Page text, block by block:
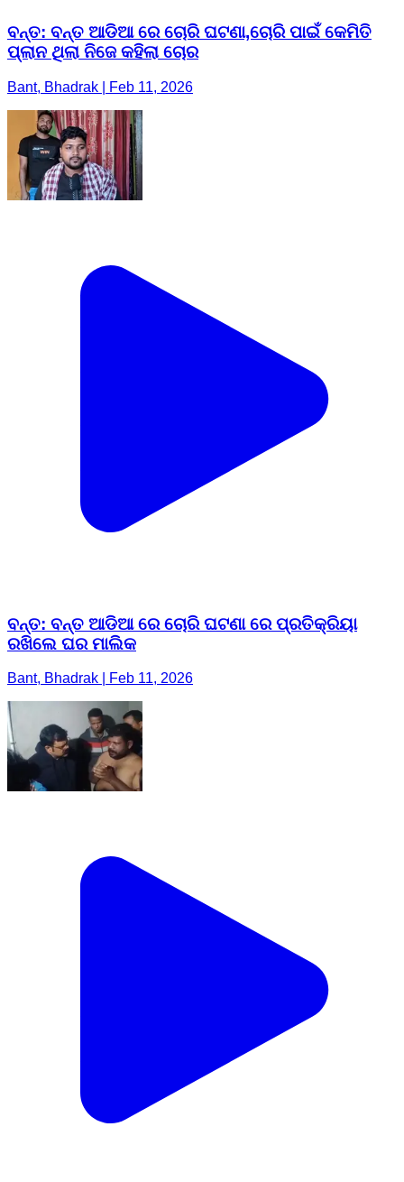
ବନ୍ତ: ବନ୍ତ ଆଡିଆ ରେ ଚୋରି ଘଟଣା,ଚୋରି ପାଇଁ କେମିତି
ପ୍ଲାନ ଥିଲା ନିଜେ କହିଲା ଚୋର
Bant, Bhadrak | Feb 11, 2026
ବନ୍ତ: ବନ୍ତ ଆଡିଆ ରେ ଚୋରି ଘଟଣା ରେ ପ୍ରତିକ୍ରିୟା
ରଖିଲେ ଘର ମାଲିକ
Bant, Bhadrak | Feb 11, 2026